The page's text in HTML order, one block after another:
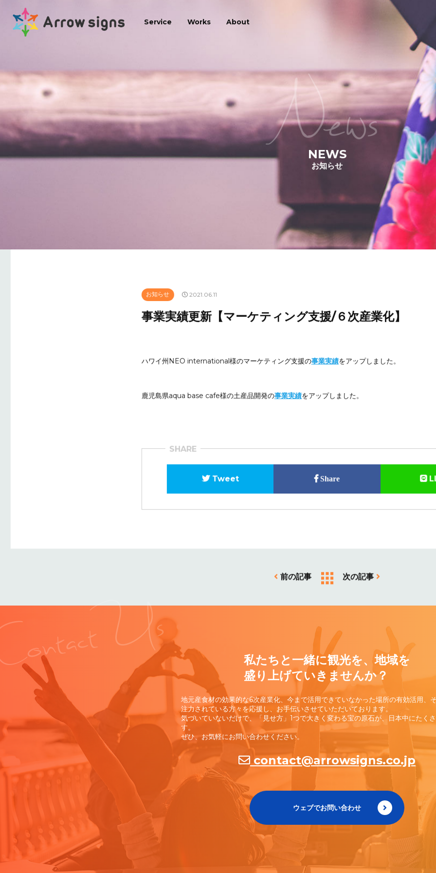
Service Works About
News
NEWS
お知らせ
お知らせ 2021.06.11
事業実績更新【マーケティング支援/６次産業化】
ハワイ州NEO international様のマーケティング支援の事業実績をアップしました。
鹿児島県aqua base cafe様の土産品開発の事業実績をアップしました。
SHARE
Tweet Share
前の記事 次の記事
Us
私たちと一緒に観光を、地域を
盛り上げていきませんか？
地元産食材の効果的な6次産業化、今まで活用できていなかった場所の有効活用、
注力されている方々を応援し、お手伝いさせていただいております。
気づいていないだけで、「見せ方」1つで大きく変わる宝の原石が、日本中にたく
す。
ぜひ、お気軽にお問い合わせください。
contact@arrowsigns.co.jp
ウェブでお問い合わせ